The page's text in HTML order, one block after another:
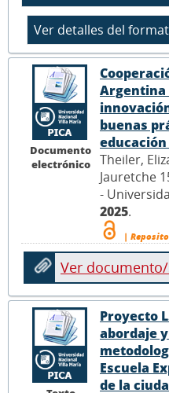
Documento
electrónico
Argentina
buenas
Theiler,
Jauretche
-
2025.
|
Ver
Proyecto
abordaje
Escuela
de la